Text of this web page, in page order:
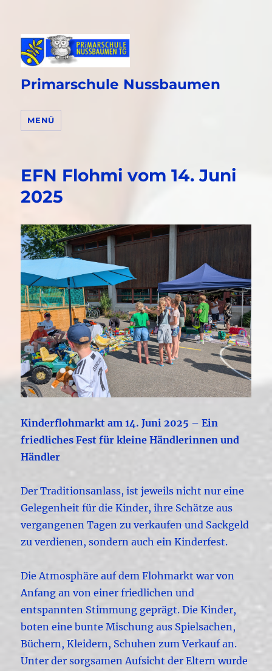
Primarschule Nussbaumen
MENÜ
EFN Flohmi vom 14. Juni
2025
Kinderflohmarkt am 14. Juni 2025 – Ein
friedliches Fest für kleine Händlerinnen und
Händler
Der Traditionsanlass, ist jeweils nicht nur eine
Gelegenheit für die Kinder, ihre Schätze aus
vergangenen Tagen zu verkaufen und Sackgeld
zu verdienen, sondern auch ein Kinderfest.
Die Atmosphäre auf dem Flohmarkt war von
Anfang an von einer friedlichen und
entspannten Stimmung geprägt. Die Kinder,
boten eine bunte Mischung aus Spielsachen,
Büchern, Kleidern, Schuhen zum Verkauf an.
Unter der sorgsamen Aufsicht der Eltern wurde